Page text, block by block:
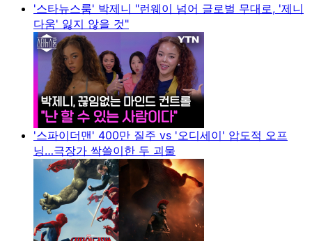
'스타뉴스룸' 박제니 "런웨이 넘어 글로벌 무대로, '제니
다움' 잃지 않을 것"
'스파이더맨' 400만 질주 vs '오디세이' 압도적 오프
닝…극장가 싹쓸이한 두 괴물